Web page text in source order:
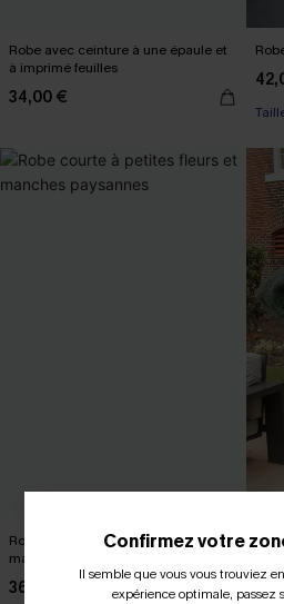
Robe avec ceinture à une épaule et
à imprimé feuilles
34,00 €
Robe courte à petites fleurs et
manches paysannes
36,00 €
Confirmez votre
Il semble que vous vous trouviez en
expérience optimale, passez